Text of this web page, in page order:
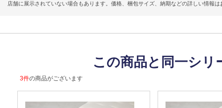
店舗に展示されていない場合もあります。価格、梱包サイズ、納期などの詳しい情報
この商品と同一シ
3件の商品がございます